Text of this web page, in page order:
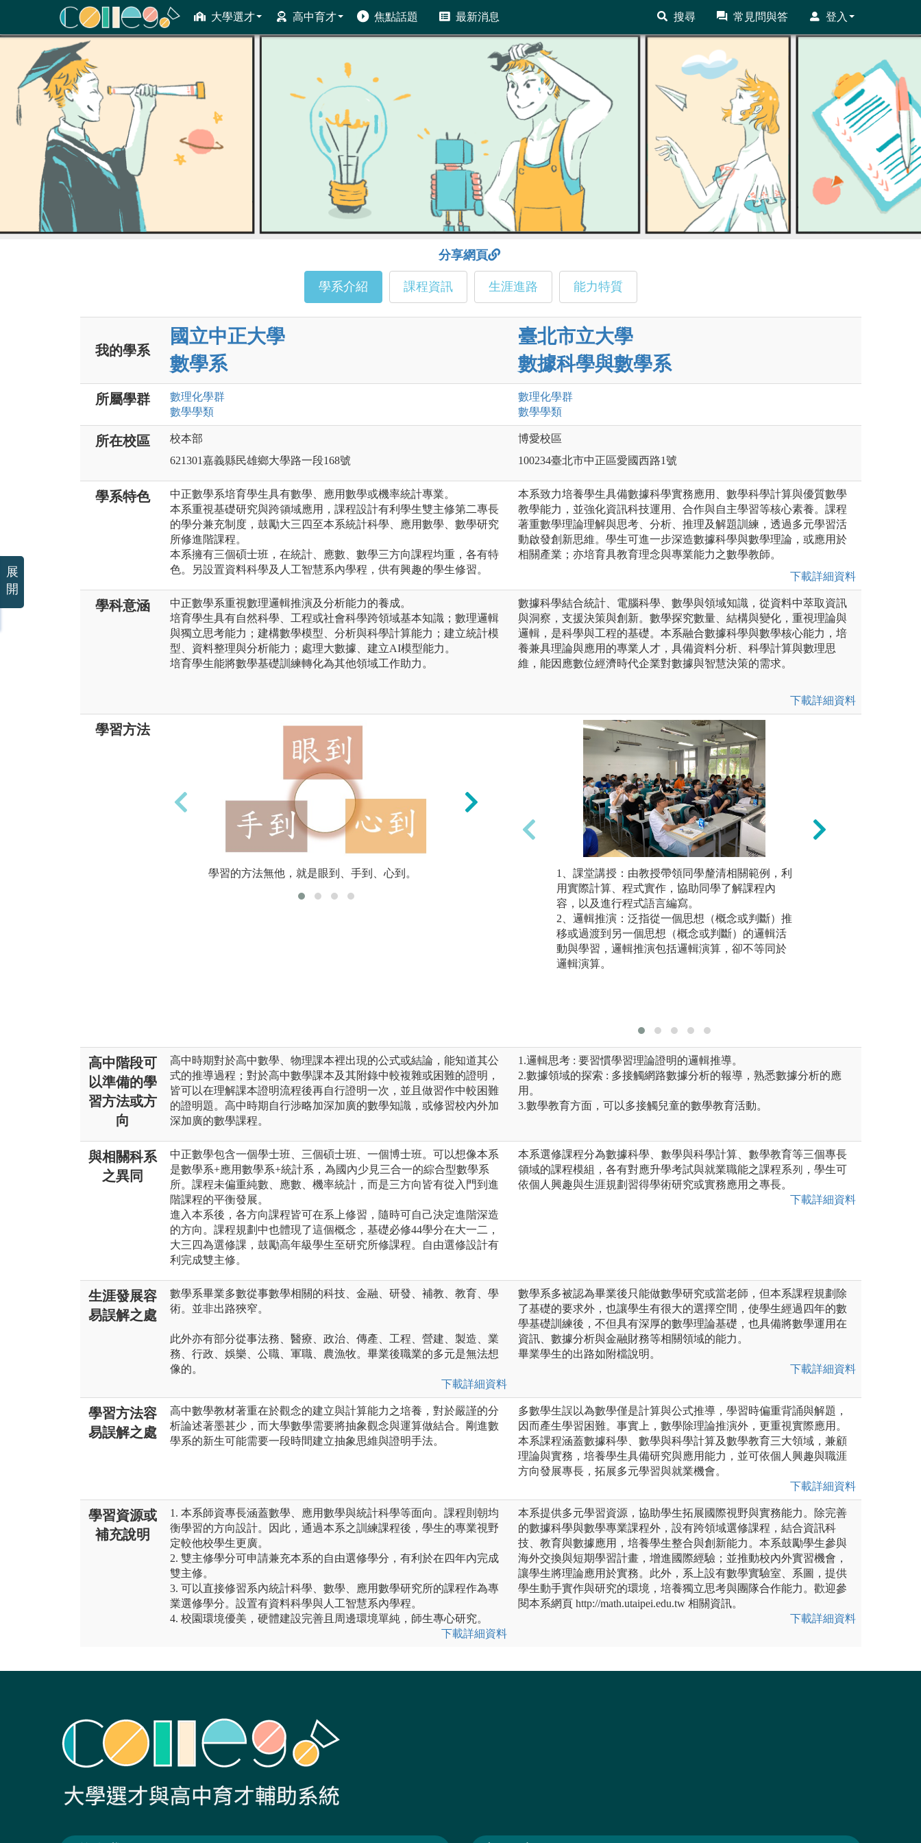
大學選才 高中育才 焦點話題 最新消息 搜尋 常見問與答 登入
ColleGo! 大學選才與高中育才輔助系統
分享網頁
學系介紹 課程資訊 生涯進路 能力特質
我的學系
國立中正大學
數學系
臺北市立大學
數據科學與數學系
所屬學群 數理化學群
數學學類
數理化學群
數學學類
所在校區
校本部
621301嘉義縣民雄鄉大學路一段168號
博愛校區
100234臺北市中正區愛國西路1號
學系特色
中正數學系培育學生具有數學、應用數學或機率統計專業。
本系重視基礎研究與跨領域應用，課程設計有利學生雙主修第二專長
的學分兼充制度，鼓勵大三四至本系統計科學、應用數學、數學研究
所修進階課程。
本系擁有三個碩士班，在統計、應數、數學三方向課程均重，各有特
色。另設置資料科學及人工智慧系內學程，供有興趣的學生修習。
本系致力培養學生具備數據科學實務應用、數學科學計算與優質數學
教學能力，並強化資訊科技運用、合作與自主學習等核心素養。課程
著重數學理論理解與思考、分析、推理及解題訓練，透過多元學習活
動啟發創新思維。學生可進一步深造數據科學與數學理論，或應用於
相關產業；亦培育具教育理念與專業能力之數學教師。
下載詳細資料
學科意涵
中正數學系重視數理邏輯推演及分析能力的養成。
培育學生具有自然科學、工程或社會科學跨領域基本知識；數理邏輯
與獨立思考能力；建構數學模型、分析與科學計算能力；建立統計模
型、資料整理與分析能力；處理大數據、建立AI模型能力。
培育學生能將數學基礎訓練轉化為其他領域工作助力。
數據科學結合統計、電腦科學、數學與領域知識，從資料中萃取資訊
與洞察，支援決策與創新。數學探究數量、結構與變化，重視理論與
邏輯，是科學與工程的基礎。本系融合數據科學與數學核心能力，培
養兼具理論與應用的專業人才，具備資料分析、科學計算與數理思
維，能因應數位經濟時代企業對數據與智慧決策的需求。
下載詳細資料
學習方法
學習的方法無他，就是眼到、手到、心到。
「眼到」指的是細讀專有名詞的定義與相關例
題、圖示的說明。
1、課堂講授：由教授帶領同學釐清相關範例，利
用實際計算、程式實作，協助同學了解課程內
容，以及進行程式語言編寫。
2、邏輯推演：泛指從一個思想（概念或判斷）推
移或過渡到另一個思想（概念或判斷）的邏輯活
動與學習，邏輯推演包括邏輯演算，卻不等同於
邏輯演算。
高中階段可
以準備的學
習方法或方
向
高中時期對於高中數學、物理課本裡出現的公式或結論，能知道其公
式的推導過程；對於高中數學課本及其附錄中較複雜或困難的證明，
皆可以在理解課本證明流程後再自行證明一次，並且做習作中較困難
的證明題。高中時期自行涉略加深加廣的數學知識，或修習校內外加
深加廣的數學課程。
1.邏輯思考 : 要習慣學習理論證明的邏輯推導。
2.數據領域的探索 : 多接觸網路數據分析的報導，熟悉數據分析的應
用。
3.數學教育方面，可以多接觸兒童的數學教育活動。
與相關科系
之異同
中正數學包含一個學士班、三個碩士班、一個博士班。可以想像本系
是數學系+應用數學系+統計系，為國內少見三合一的綜合型數學系
所。課程未偏重純數、應數、機率統計，而是三方向皆有從入門到進
階課程的平衡發展。
進入本系後，各方向課程皆可在系上修習，隨時可自己決定進階深造
的方向。課程規劃中也體現了這個概念，基礎必修44學分在大一二，
大三四為選修課，鼓勵高年級學生至研究所修課程。自由選修設計有
利完成雙主修。
本系選修課程分為數據科學、數學與科學計算、數學教育等三個專長
領域的課程模組，各有對應升學考試與就業職能之課程系列，學生可
依個人興趣與生涯規劃習得學術研究或實務應用之專長。
下載詳細資料
生涯發展容
易誤解之處
數學系畢業多數從事數學相關的科技、金融、研發、補教、教育、學
術。並非出路狹窄。
此外亦有部分從事法務、醫療、政治、傳產、工程、營建、製造、業
務、行政、娛樂、公職、軍職、農漁牧。畢業後職業的多元是無法想
像的。
下載詳細資料
數學系多被認為畢業後只能做數學研究或當老師，但本系課程規劃除
了基礎的要求外，也讓學生有很大的選擇空間，使學生經過四年的數
學基礎訓練後，不但具有深厚的數學理論基礎，也具備將數學運用在
資訊、數據分析與金融財務等相關領域的能力。
畢業學生的出路如附檔說明。
下載詳細資料
學習方法容
易誤解之處
高中數學教材著重在於觀念的建立與計算能力之培養，對於嚴謹的分
析論述著墨甚少，而大學數學需要將抽象觀念與運算做結合。剛進數
學系的新生可能需要一段時間建立抽象思維與證明手法。
多數學生誤以為數學僅是計算與公式推導，學習時偏重背誦與解題，
因而產生學習困難。事實上，數學除理論推演外，更重視實際應用。
本系課程涵蓋數據科學、數學與科學計算及數學教育三大領域，兼顧
理論與實務，培養學生具備研究與應用能力，並可依個人興趣與職涯
方向發展專長，拓展多元學習與就業機會。
下載詳細資料
學習資源或
補充說明
1. 本系師資專長涵蓋數學、應用數學與統計科學等面向。課程則朝均
衡學習的方向設計。因此，通過本系之訓練課程後，學生的專業視野
定較他校學生更廣。
2. 雙主修學分可申請兼充本系的自由選修學分，有利於在四年內完成
雙主修。
3. 可以直接修習系內統計科學、數學、應用數學研究所的課程作為專
業選修學分。設置有資料科學與人工智慧系內學程。
4. 校園環境優美，硬體建設完善且周邊環境單純，師生專心研究。
下載詳細資料
本系提供多元學習資源，協助學生拓展國際視野與實務能力。除完善
的數據科學與數學專業課程外，設有跨領域選修課程，結合資訊科
技、教育與數據應用，培養學生整合與創新能力。本系鼓勵學生參與
海外交換與短期學習計畫，增進國際經驗；並推動校內外實習機會，
讓學生將理論應用於實務。此外，系上設有數學實驗室、系圖，提供
學生動手實作與研究的環境，培養獨立思考與團隊合作能力。歡迎參
閱本系網頁 http://math.utaipei.edu.tw 相關資訊。
下載詳細資料
展
開